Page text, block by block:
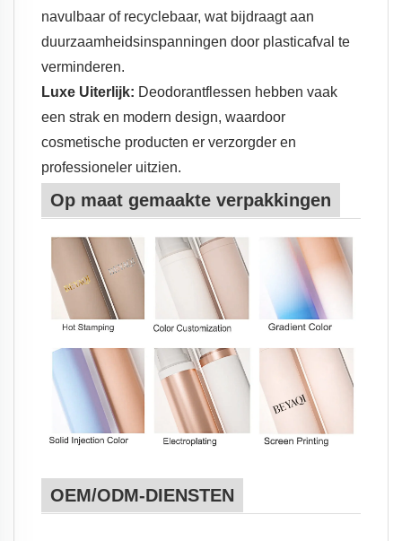
navulbaar of recyclebaar, wat bijdraagt aan
duurzaamheidsinspanningen door plasticafval te
verminderen.
Luxe Uiterlijk: Deodorantflessen hebben vaak
een strak en modern design, waardoor
cosmetische producten er verzorgder en
professioneler uitzien.
Op maat gemaakte verpakkingen
OEM/ODM-DIENSTEN